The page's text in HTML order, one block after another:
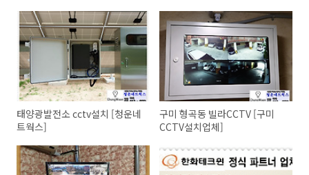
태양광발전소 cctv설치 [청운네
트웍스]
구미 형곡동 빌라CCTV [구미
CCTV설치업체]